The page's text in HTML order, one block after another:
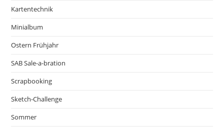
Kartentechnik
Minialbum
Ostern Frühjahr
SAB Sale-a-bration
Scrapbooking
Sketch-Challenge
Sommer